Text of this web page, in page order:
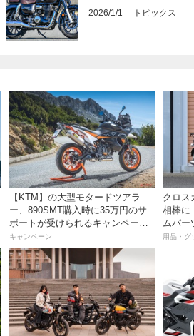
2026/1/1 トピックス
【KTM】の大型モタードツアラ
ー、890SMT購入時に35万円のサ
ポートが受けられるキャンペーン
を実施中！
キャンペーン
クロス
相棒に
ムパー
用品・グ